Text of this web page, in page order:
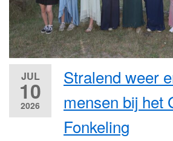
JUL
10
2026
Stralend weer
mensen bij het
Fonkeling